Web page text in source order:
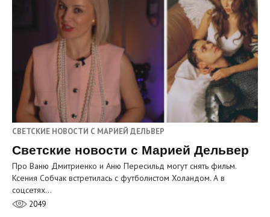
СВЕТСКИЕ НОВОСТИ С МАРИЕЙ ДЕЛЬВЕР
Светские новости с Марией Дельвер
Про Ваню Дмитриенко и Аню Пересильд могут снять фильм.
Ксения Собчак встретилась с футболистом Холандом. А в
соцсетях…
2049